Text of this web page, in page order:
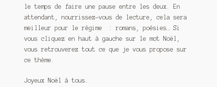
le temps de faire une pause entre les deux. En
attendant, nourrissez-vous de lecture, cela sera
meilleur pour le régime : romans, poésies… Si
vous cliquez en haut à gauche sur le mot Noël,
vous retrouverez tout ce que je vous propose sur
ce thème.
Joyeux Noël à tous.